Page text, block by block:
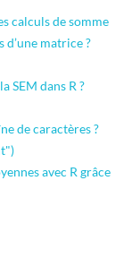
calculs de somme
d’une matrice ?
SEM dans R ?
de caractères ?
avec R grâce